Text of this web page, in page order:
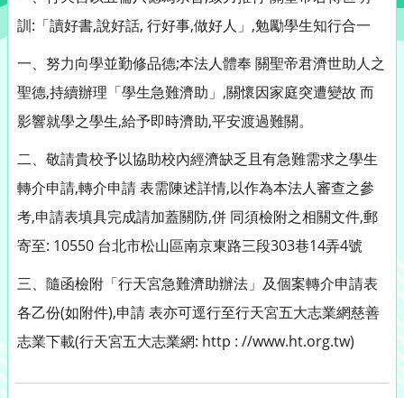
訓:「讀好書,說好話, 行好事,做好人」,勉勵學生知行合一
一、努力向學並勤修品德;本法人體奉 關聖帝君濟世助人之
聖德,持續辦理「學生急難濟助」,關懷因家庭突遭變故 而
影響就學之學生,給予即時濟助,平安渡過難關。
二、敬請貴校予以協助校內經濟缺乏且有急難需求之學生
轉介申請,轉介申請 表需陳述詳情,以作為本法人審查之參
考,申請表填具完成請加蓋關防,併 同須檢附之相關文件,郵
寄至: 10550 台北市松山區南京東路三段303巷14弄4號
三、隨函檢附「行天宮急難濟助辦法」及個案轉介申請表
各乙份(如附件),申請 表亦可逕行至行天宮五大志業網慈善
志業下載(行天宮五大志業網: http : //www.ht.org.tw)